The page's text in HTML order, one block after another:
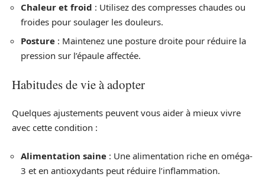
Chaleur et froid : Utilisez des compresses chaudes ou
froides pour soulager les douleurs.
Posture : Maintenez une posture droite pour réduire la
pression sur l’épaule affectée.
Habitudes de vie à adopter
Quelques ajustements peuvent vous aider à mieux vivre
avec cette condition :
Alimentation saine : Une alimentation riche en oméga-
3 et en antioxydants peut réduire l’inflammation.